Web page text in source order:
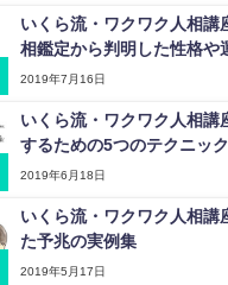
いくら流・ワクワク人相講
相鑑定から判明した性格や
2019年7月16日
いくら流・ワクワク人相講
するための5つのテクニック
2019年6月18日
いくら流・ワクワク人相講
た予兆の実例集
2019年5月17日